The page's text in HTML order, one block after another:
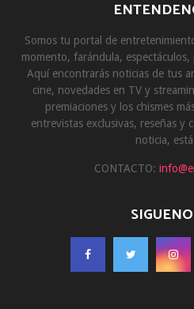
Somos tu portal de
momento, farándula, espectáculos,
Aquí encontrarás noticias de tus
cine, novedades en TV y
premiaciones y los chismes
entrevistas exclusivas, reseñas y
noticia,
CONTACTO: